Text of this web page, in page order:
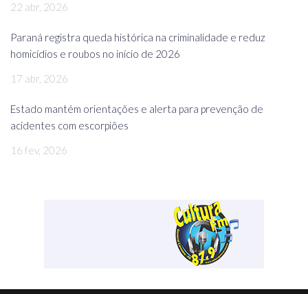
22 abr, 2026
Paraná registra queda histórica na criminalidade e reduz
homicídios e roubos no início de 2026
17 abr, 2026
Estado mantém orientações e alerta para prevenção de
acidentes com escorpiões
16 fev, 2026